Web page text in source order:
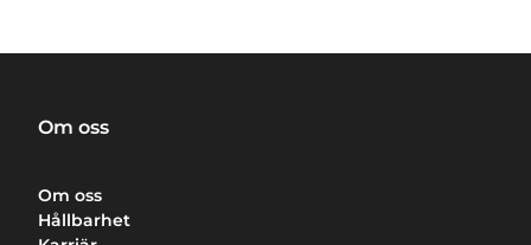
Om oss
Om oss
Hållbarhet